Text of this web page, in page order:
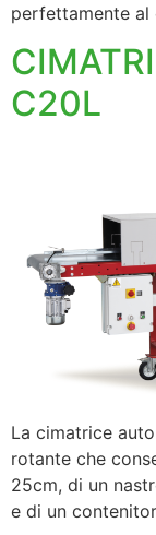
perfettamente
C20L
La cimatrice
rotante che
25cm, di un
e di un